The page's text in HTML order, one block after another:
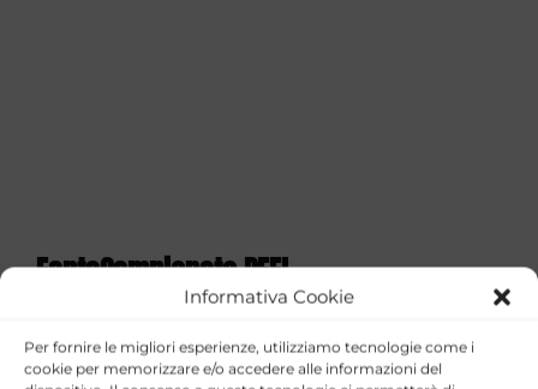
Informativa Cookie
Per fornire le migliori esperienze, utilizziamo tecnologie come i
cookie per memorizzare e/o accedere alle informazioni del
FantaCampionato PEFL
2025/26 ARTEMIDE 1 1 2